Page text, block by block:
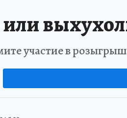
или
участие в